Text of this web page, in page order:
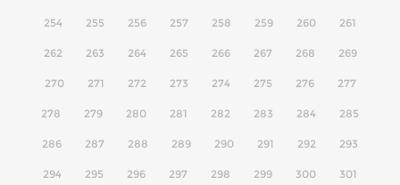
254 255 256 257 258 259 260 261
262 263 264 265 266 267 268 269
270 271 272 273 274 275 276 277
278 279 280 281 282 283 284 285
286 287 288 289 290 291 292 293
294 295 296 297 298 299 300 301